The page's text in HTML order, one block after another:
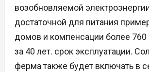
возобновляемой
достаточной для питания
домов и компенсации более 760
за 40 лет. срок эксплуатации.
ферма также будет включать в